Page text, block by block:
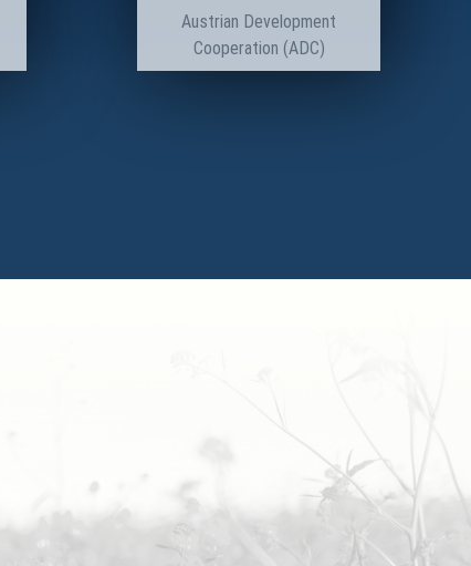
Austrian Development
Cooperation (ADC)